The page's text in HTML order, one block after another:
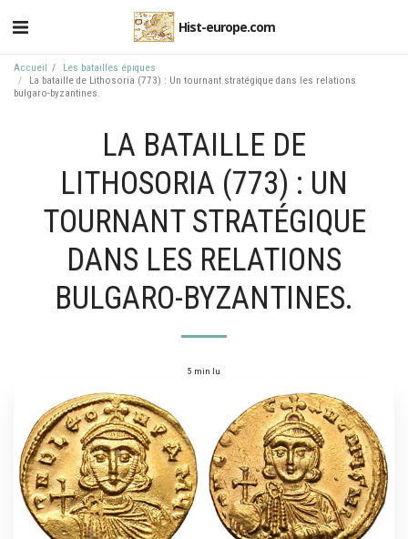
Hist-europe.com
Accueil
Les batailles épiques
La bataille de Lithosoria (773) : Un tournant stratégique dans les relations
bulgaro-byzantines.
LA BATAILLE DE
LITHOSORIA (773) : UN
TOURNANT STRATÉGIQUE
DANS LES RELATIONS
BULGARO-BYZANTINES.
5 min lu